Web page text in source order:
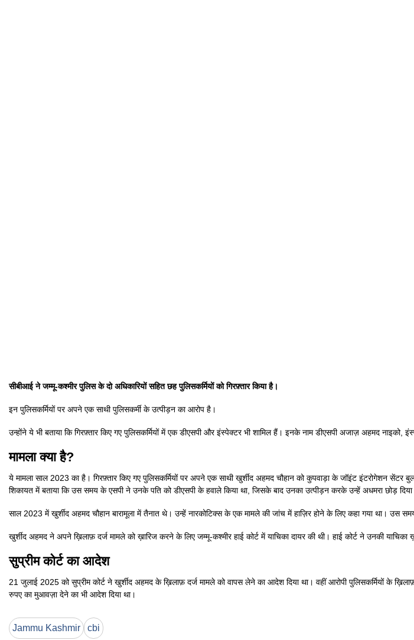
सीबीआई ने जम्मू-कश्मीर पुलिस के दो अधिकारियों सहित छह पुलिसकर्मियों को गिरफ़्तार किया है।
इन पुलिसकर्मियों पर अपने एक साथी पुलिसकर्मी के उत्पीड़न का आरोप है।
उन्होंने ये भी बताया कि गिरफ़्तार किए गए पुलिसकर्मियों में एक डीएसपी और इंस्पेक्टर भी शामिल हैं। इनके नाम डीएसपी अजाज़ अहमद
मामला क्या है?
ये मामला साल 2023 का है। गिरफ़्तार किए गए पुलिसकर्मियों पर अपने एक साथी खुर्शीद अहमद चौहान को कुपवाड़ा के जॉइंट इंटरोगेशन
शिकायत में बताया कि उस समय के एसपी ने उनके पति को डीएसपी के हवाले किया था, जिसके बाद उनका उत्पीड़न करके उन्हें अधमरा छोड़ दिया
साल 2023 में खुर्शीद अहमद चौहान बारामूला में तैनात थे। उन्हें नारकोटिक्स के एक मामले की जांच में हाज़िर होने के लिए कहा गया था। उस
खुर्शीद अहमद ने अपने ख़िलाफ़ दर्ज मामले को ख़ारिज करने के लिए जम्मू-कश्मीर हाई कोर्ट में याचिका दायर की थी। हाई कोर्ट ने उनकी याचिका
सुप्रीम कोर्ट का आदेश
21 जुलाई 2025 को सुप्रीम कोर्ट ने खुर्शीद अहमद के ख़िलाफ़ दर्ज मामले को वापस लेने का आदेश दिया था। वहीं आरोपी पुलिसकर्मियों के
रुपए का मुआवज़ा देने का भी आदेश दिया था।
Jammu Kashmir cbi